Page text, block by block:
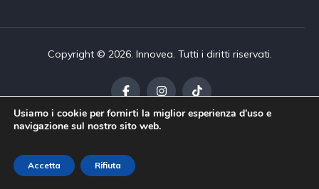
Copyright © 2026. Innovea. Tutti i diritti riservati.
Usiamo i cookie per fornirti la miglior esperienza d'uso e
navigazione sul nostro sito web.
Accetta Rifiuta